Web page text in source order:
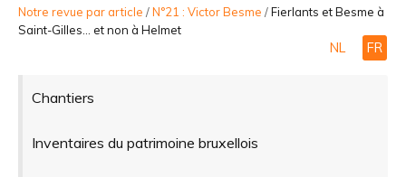
PARTICIPER
Notre revue par article /N°21 : Victor Besme /Fierlants et Besme à
Saint-Gilles... et non à Helmet
NL FR
Chantiers
Inventaires du patrimoine bruxellois